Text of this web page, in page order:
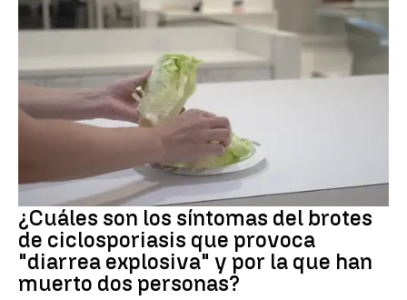
Brote
¿Cuáles son los síntomas del brotes
de ciclosporiasis que provoca
"diarrea explosiva" y por la que han
muerto dos personas?